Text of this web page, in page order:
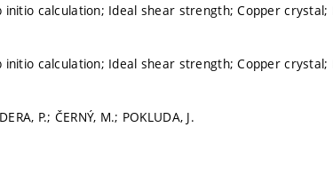
initio calculation; Ideal shear strength; Copper crystal;
initio calculation; Ideal shear strength; Copper crystal;
P.; ČERNÝ, M.; POKLUDA, J.